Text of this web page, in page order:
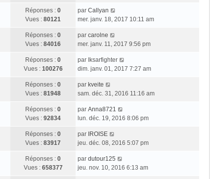
Réponses : 0
Vues : 80121
par Callyan
mer. janv. 18, 2017 10:11 am
Réponses : 0
Vues : 84016
par carolne
mer. janv. 11, 2017 9:56 pm
Réponses : 0
Vues : 100276
par Iksarfighter
dim. janv. 01, 2017 7:27 am
Réponses : 0
Vues : 81948
par kveite
sam. déc. 31, 2016 11:16 am
Réponses : 0
Vues : 92834
par Anna8721
lun. déc. 19, 2016 8:06 pm
Réponses : 0
Vues : 83917
par IROISE
jeu. déc. 08, 2016 5:07 pm
Réponses : 0
Vues : 658377
par dutour125
jeu. nov. 10, 2016 6:13 am